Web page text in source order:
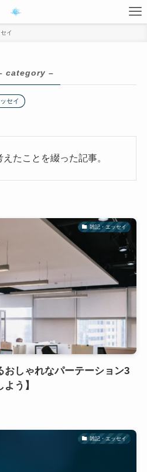
イ
category –
セイ
たことを綴った記事。
雑記・エッセイ
おしゃれなパーテーション3
う】
雑記・エッセイ